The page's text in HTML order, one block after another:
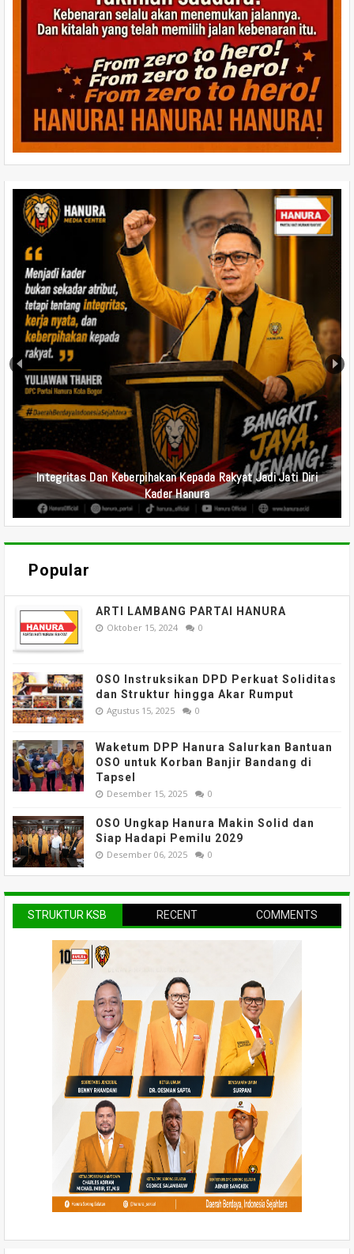
Undangan Rapat Koordinasi Tim Media Sosial DPD Dan DPC
Partai Hanura Se-Indonesia
Popular
ARTI LAMBANG PARTAI HANURA
Oktober 15, 2024 0
OSO Instruksikan DPD Perkuat Soliditas
dan Struktur hingga Akar Rumput
Agustus 15, 2025 0
Waketum DPP Hanura Salurkan Bantuan
OSO untuk Korban Banjir Bandang di
Tapsel
Desember 15, 2025 0
OSO Ungkap Hanura Makin Solid dan
Siap Hadapi Pemilu 2029
Desember 06, 2025 0
STRUKTUR KSB RECENT COMMENTS